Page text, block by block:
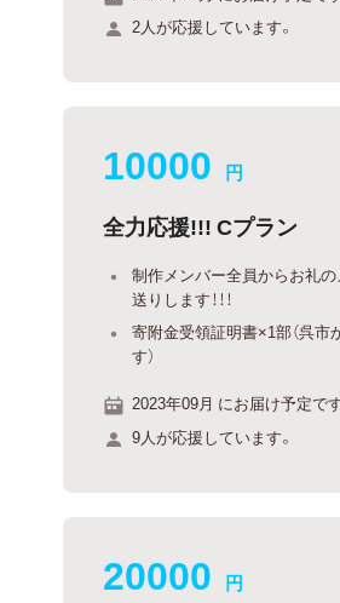
2人が応援しています。
10000 円
全力応援!!! Cプラン
制作メンバー全員からお礼
送りします！！！
寄附金受領証明書×1部（呉市
す）
2023年09月 にお届け予定です
9人が応援しています。
20000 円